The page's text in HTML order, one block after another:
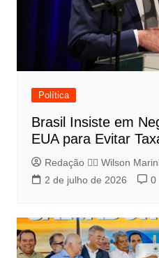
Política
Brasil Insiste em
EUA para Evitar
Redação 👨‍⚖️​ Wilson
2 de julho de 2026
0